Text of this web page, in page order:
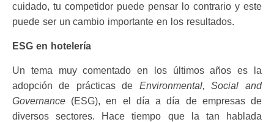
cuidado, tu competidor puede pensar lo contrario y este
puede ser un cambio importante en los resultados.
ESG en hotelería
Un tema muy comentado en los últimos años es la
adopción de prácticas de Environmental, Social and
Governance (ESG), en el día a día de empresas de
diversos sectores. Hace tiempo que la tan hablada